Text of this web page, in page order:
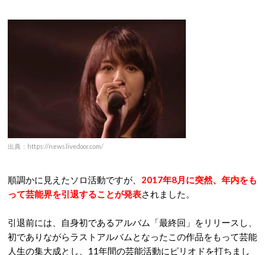
出典：https://news.livedoor.com/
順調かに見えたソロ活動ですが、 2017年8月に突然、年内をも
って芸能界を引退することが発表されました。
引退前には、自身初であるアルバム「最終回」をリリースし、
初でありながらラストアルバムとなったこの作品をもって芸能
人生の集大成とし、11年間の芸能活動にピリオドを打ちまし